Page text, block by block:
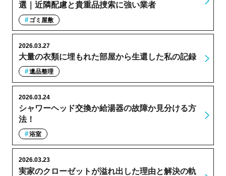
選｜近隣配慮と貴重品捜索に強い業者
ゴミ屋敷
大量の衣類に埋もれた部屋から生還した私の記録
2026.03.27
遺品整理
シャワーヘッド交換か給湯器の故障か見分ける方
法！
2026.03.24
浴室
実家のクローゼットが溢れ出した理由と解決の軌
2026.03.23